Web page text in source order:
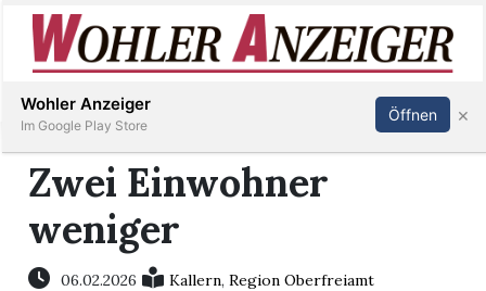
Immobilien
Veranstaltungen
Inserieren Abonnieren Anmelden
Zwei Einwohner
weniger
06.02.2026 Kallern,Region Oberfreiamt
Wohler Anzeiger
Im Google Play Store
Öffnen ×